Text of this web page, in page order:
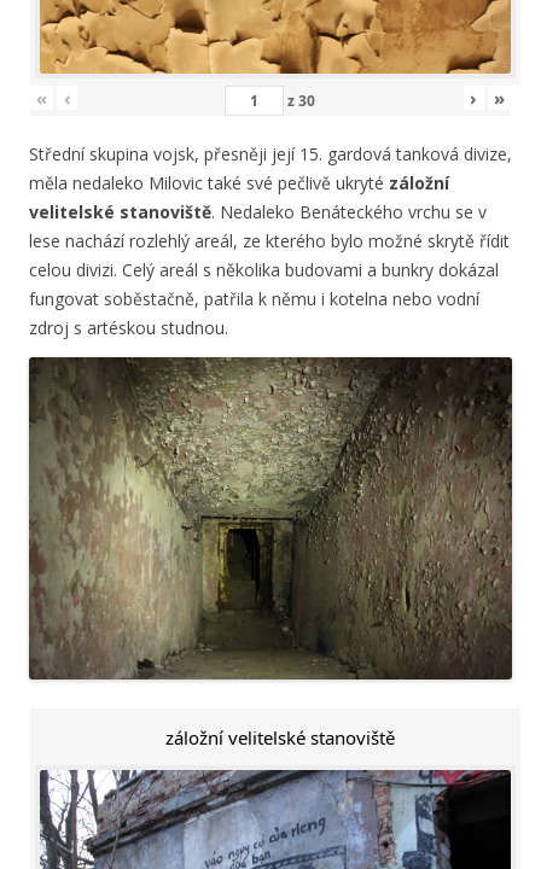
« ‹ z30 › »
Střední skupina vojsk, přesněji její 15. gardová tanková divize,
měla nedaleko Milovic také své pečlivě ukryté záložní
velitelské stanoviště. Nedaleko Benáteckého vrchu se v
lese nachází rozlehlý areál, ze kterého bylo možné skrytě řídit
celou divizi. Celý areál s několika budovami a bunkry dokázal
fungovat soběstačně, patřila k němu i kotelna nebo vodní
zdroj s artéskou studnou.
záložní velitelské stanoviště